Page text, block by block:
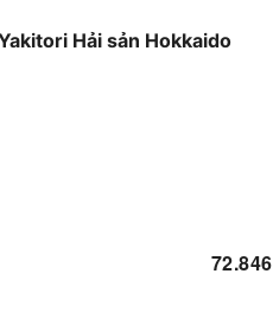
Hải sản Hokkaido
72.846